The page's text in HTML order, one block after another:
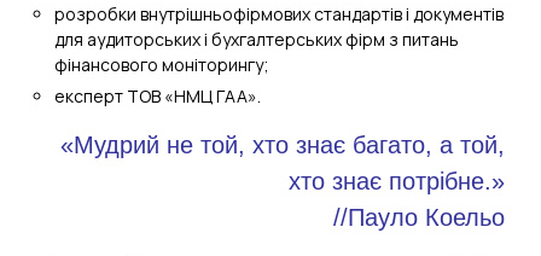
розробки внутрішньофірмових стандартів і документів
для аудиторських і бухгалтерських фірм з питань
фінансового моніторингу;
експерт ТОВ «НМЦ ГАА».
«Мудрий не той, хто знає багато, а той,
хто знає потрібне.»
//Пауло Коельо